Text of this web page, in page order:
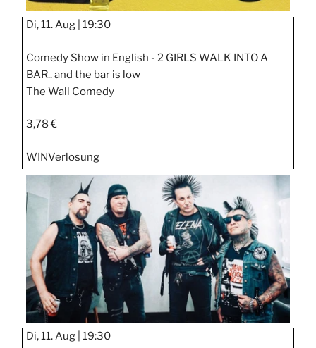
Di, 11. Aug | 19:30
Comedy Show in English - 2 GIRLS WALK INTO A
BAR.. and the bar is low
The Wall Comedy
3,78 €
WINVerlosung
Di, 11. Aug | 19:30